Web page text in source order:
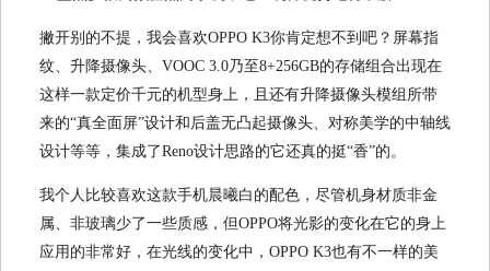
撇开别的不提，我会喜欢OPPO K3你肯定想不到吧？屏幕指
纹、升降摄像头、VOOC 3.0乃至8+256GB的存储组合出现在
这样一款定价千元的机型身上，且还有升降摄像头模组所带
来的“真全面屏”设计和后盖无凸起摄像头、对称美学的中轴线
设计等等，集成了Reno设计思路的它还真的挺“香”的。
我个人比较喜欢这款手机晨曦白的配色，尽管机身材质非金
属、非玻璃少了一些质感，但OPPO将光影的变化在它的身上
应用的非常好，在光线的变化中，OPPO K3也有不一样的美